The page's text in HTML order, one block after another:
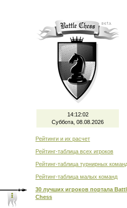
14:12:03
Суббота, 08.08.2026
Рейтинги и их расчет
Рейтинг-таблица всех игроков
Рейтинг-таблица турнирных
Рейтинг-таблица малых команд
30 лучших игроков портала
Chess